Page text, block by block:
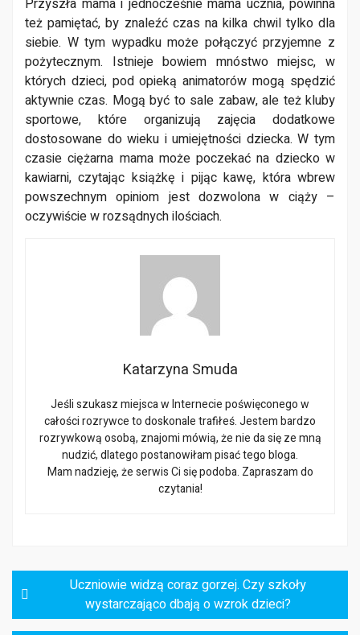
Przyszła mama i jednocześnie mama ucznia, powinna
też pamiętać, by znaleźć czas na kilka chwil tylko dla
siebie. W tym wypadku może połączyć przyjemne z
pożytecznym. Istnieje bowiem mnóstwo miejsc, w
których dzieci, pod opieką animatorów mogą spędzić
aktywnie czas. Mogą być to sale zabaw, ale też kluby
sportowe, które organizują zajęcia dodatkowe
dostosowane do wieku i umiejętności dziecka. W tym
czasie ciężarna mama może poczekać na dziecko w
kawiarni, czytając książkę i pijąc kawę, która wbrew
powszechnym opiniom jest dozwolona w ciąży –
oczywiście w rozsądnych ilościach.
Katarzyna Smuda
Jeśli szukasz miejsca w Internecie poświęconego w
całości rozrywce to doskonale trafiłeś. Jestem bardzo
rozrywkową osobą, znajomi mówią, że nie da się ze mną
nudzić, dlatego postanowiłam pisać tego bloga.
Mam nadzieję, że serwis Ci się podoba. Zapraszam do
czytania!
wpisu
Uczniowie widzą coraz gorzej. Czy szkoły
wystarczająco dbają o wzrok dzieci?